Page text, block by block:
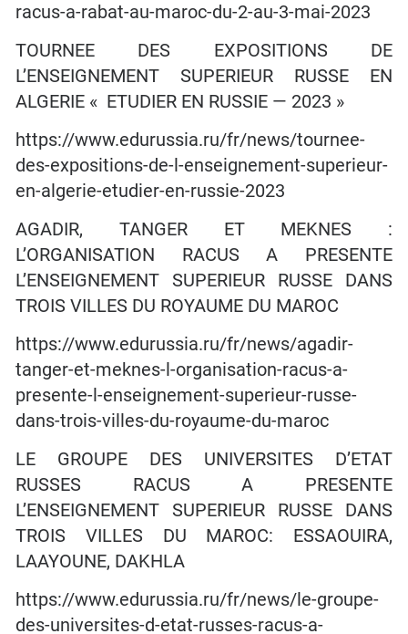
racus-a-rabat-au-maroc-du-2-au-3-mai-2023
TOURNEE DES EXPOSITIONS DE
L’ENSEIGNEMENT SUPERIEUR RUSSE EN
ALGERIE « ETUDIER EN RUSSIE — 2023 »
https://www.edurussia.ru/fr/news/tournee-
des-expositions-de-l-enseignement-superieur-
en-algerie-etudier-en-russie-2023
AGADIR, TANGER ET MEKNES :
L’ORGANISATION RACUS A PRESENTE
L’ENSEIGNEMENT SUPERIEUR RUSSE DANS
TROIS VILLES DU ROYAUME DU MAROC
https://www.edurussia.ru/fr/news/agadir-
tanger-et-meknes-l-organisation-racus-a-
presente-l-enseignement-superieur-russe-
dans-trois-villes-du-royaume-du-maroc
LE GROUPE DES UNIVERSITES D’ETAT
RUSSES RACUS A PRESENTE
L’ENSEIGNEMENT SUPERIEUR RUSSE DANS
TROIS VILLES DU MAROC: ESSAOUIRA,
LAAYOUNE, DAKHLA
https://www.edurussia.ru/fr/news/le-groupe-
des-universites-d-etat-russes-racus-a-